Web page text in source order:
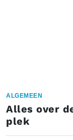
ALGEMEEN
Alles over
plek